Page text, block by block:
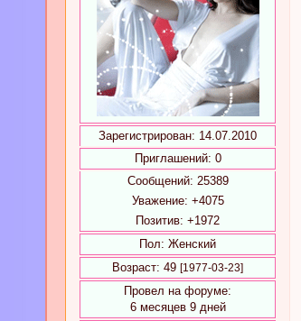
Зарегистрирован: 14.07.2010
Приглашений: 0
Сообщений: 25389
Уважение: +4075
Позитив: +1972
Пол: Женский
Возраст: 49 [1977-03-23]
Провел на форуме:
6 месяцев 9 дней